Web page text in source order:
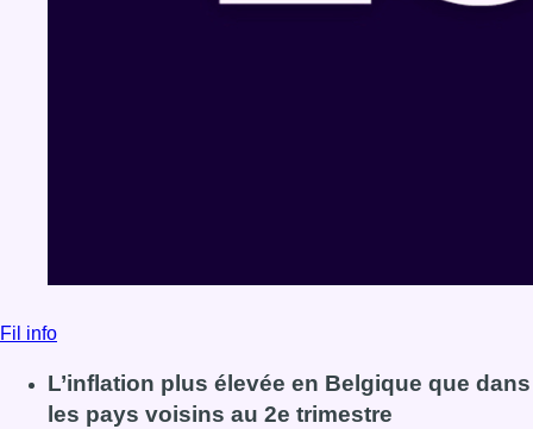
Fil info
L’inflation plus élevée en Belgique que dans
les pays voisins au 2e trimestre